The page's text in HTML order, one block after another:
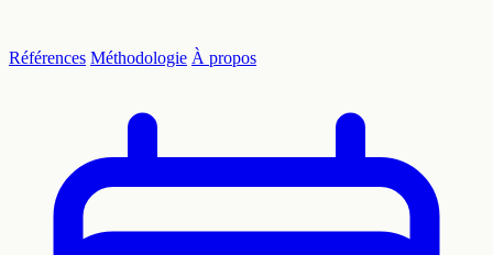
Références Méthodologie À propos